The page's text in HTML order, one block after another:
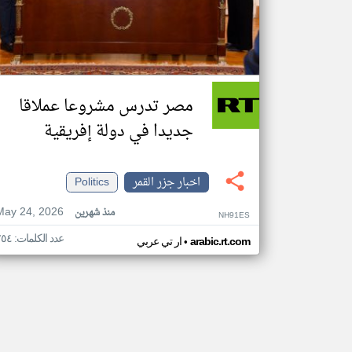
مصر تدرس مشروعا عملاقا
جديدا في دولة إفريقية
اخبار جزر القمر
Politics
24, 2026
منذ شهرين NH91ES
ار تي عربي• arabic.rt.com عدد الكلمات: ٢٥٤